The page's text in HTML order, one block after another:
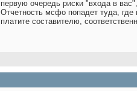
первую очередь риски "входа в
Отчетность мсфо попадет туда,
платите составителю,